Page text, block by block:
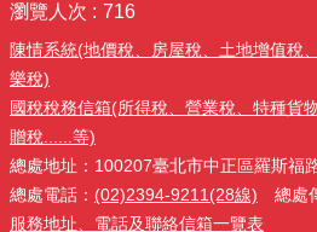
瀏覽人次
716
陳情系統(地價稅、房屋稅、土地增值稅
樂稅)
國稅稅務信箱(所得稅、營業稅、特種貨
贈稅......等)
總處地址：100207臺北市中正區羅斯福
總處電話： (02)2394-9211(28線) 總處
服務地址、電話及聯絡信箱一覽表